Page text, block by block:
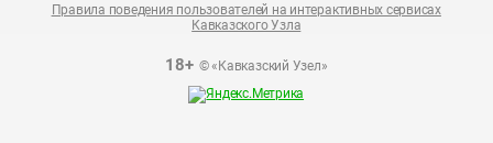
18+© «Кавказский Узел»
Правила поведения пользователей на интерактивных сервисах
Кавказского Узла